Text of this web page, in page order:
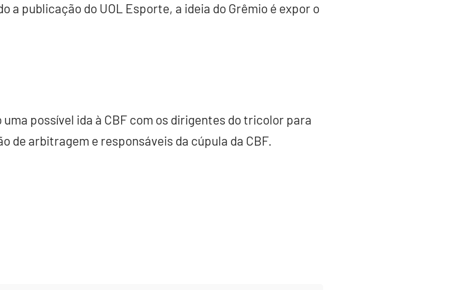
a publicação do UOL Esporte, a ideia do Grêmio é expor o
possível ida à CBF com os dirigentes do tricolor para
de arbitragem e responsáveis da cúpula da CBF.